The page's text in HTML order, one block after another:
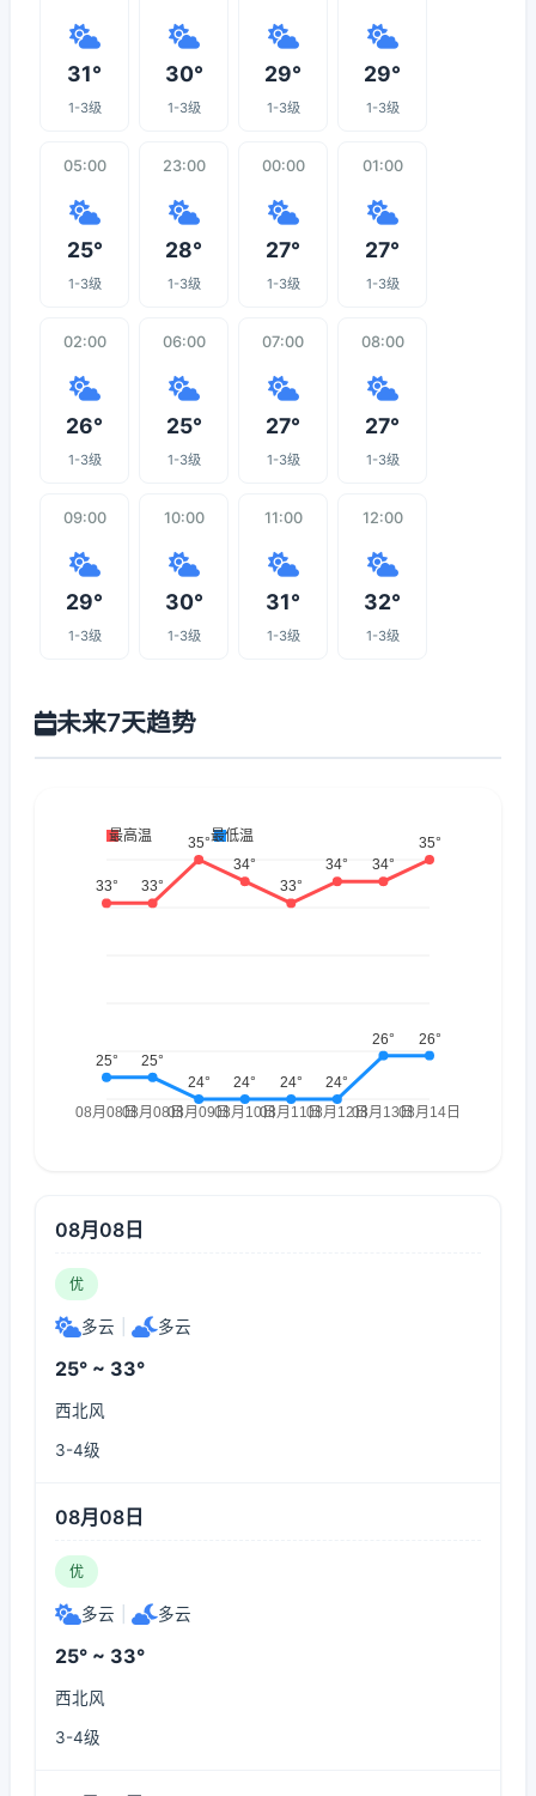
31°
1-3级
30°
1-3级
29°
1-3级
29°
1-3级
05:00
25°
1-3级
23:00
28°
1-3级
00:00
27°
1-3级
01:00
27°
1-3级
02:00
26°
1-3级
06:00
25°
1-3级
07:00
27°
1-3级
08:00
27°
1-3级
09:00
29°
1-3级
10:00
30°
1-3级
11:00
31°
1-3级
12:00
32°
1-3级
未来7天趋势
08月08日
优
多云 多云
25° ~ 33°
西北风
3-4级
08月08日
优
多云 多云
25° ~ 33°
西北风
3-4级